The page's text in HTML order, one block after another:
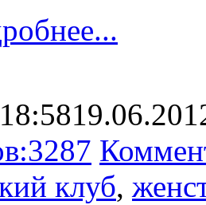
18:58
3287
клуб,